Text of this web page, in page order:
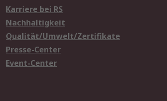
Karriere bei RS
Nachhaltigkeit
Qualität/Umwelt/Zertifikate
Presse-Center
Event-Center